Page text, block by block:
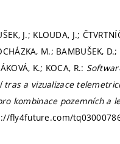
J.; KLOUDA, J.;
M.; BAMBUŠEK, D.;
K.; KOCA, R.:
tras a vizualizace
kombinace pozemních a
fly4future.com/